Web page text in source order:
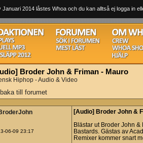
Januari 2014 låstes Whoa och du kan alltså ej logga in
Broder John & Friman - Mauro
Hiphop - Audio & Video
till forumet
06-09 23:17
[Audio] Broder John &
Blästar ut Broder John
Bastards. Gästas av
Remixer kommer snart